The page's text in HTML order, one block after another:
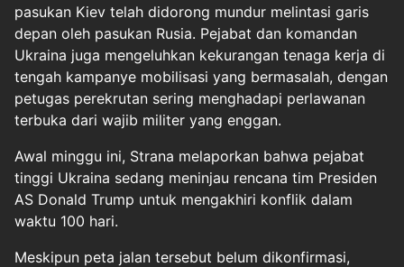
pasukan Kiev telah didorong mundur melintasi garis
depan oleh pasukan Rusia. Pejabat dan komandan
Ukraina juga mengeluhkan kekurangan tenaga kerja di
tengah kampanye mobilisasi yang bermasalah, dengan
petugas perekrutan sering menghadapi perlawanan
terbuka dari wajib militer yang enggan.
Awal minggu ini, Strana melaporkan bahwa pejabat
tinggi Ukraina sedang meninjau rencana tim Presiden
AS Donald Trump untuk mengakhiri konflik dalam
waktu 100 hari.
Meskipun peta jalan tersebut belum dikonfirmasi,